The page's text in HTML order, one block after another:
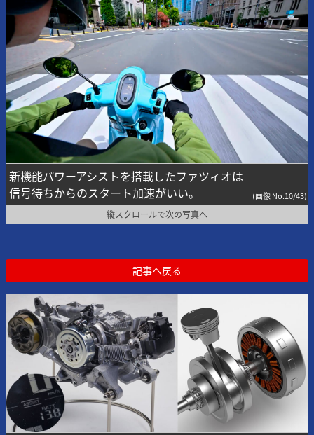
新機能パワーアシストを搭載したファツィオは
信号待ちからのスタート加速がいい。
(画像 No.10/43)
縦スクロールで次の写真へ
記事へ戻る